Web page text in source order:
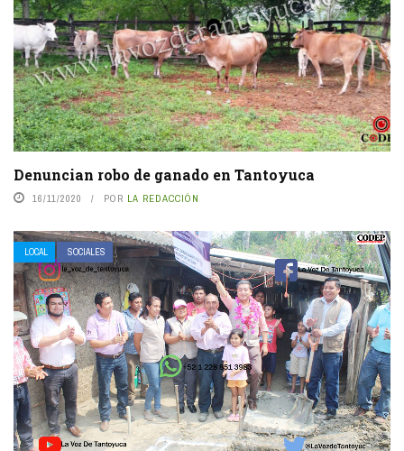
Denuncian robo de ganado en Tantoyuca
16/11/2020 POR LA REDACCIÓN
LOCAL SOCIALES